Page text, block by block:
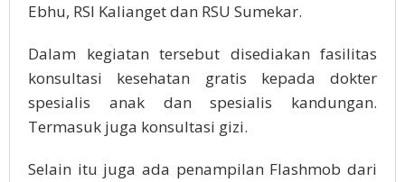
Ebhu, RSI Kalianget dan RSU Sumekar.
Dalam kegiatan tersebut disediakan fasilitas
konsultasi kesehatan gratis kepada dokter
spesialis anak dan spesialis kandungan.
Termasuk juga konsultasi gizi.
Selain itu juga ada penampilan Flashmob dari